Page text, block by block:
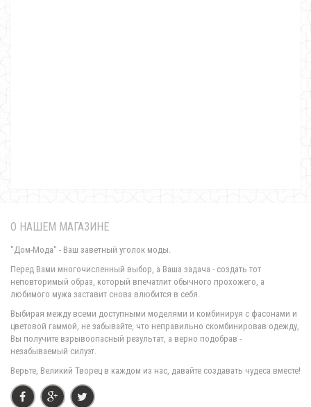
730.00грн.
О НАШЕМ МАГАЗИНЕ
"Дом-Мода" - Ваш заветный уголок моды.
Перед Вами многочисленный выбор, а Ваша задача - создать тот
неповторимый образ, который впечатлит обычного прохожего, а
любимого мужа заставит снова влюбится в себя.
Выбирая между всеми доступными моделями и комбинируя с фасонами и
цветовой гаммой, не забывайте, что неправильно скомбинировав одежду,
Вы получите взрывоопасный результат, а верно подобрав -
незабываемый силуэт.
Верьте, Великий Творец в каждом из нас, давайте создавать чудеса вместе!